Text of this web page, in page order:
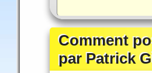
Comment
par Patrick